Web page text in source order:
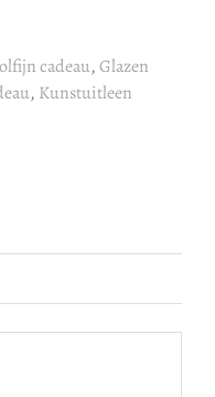
cadeau,Glazen
, Kunstuitleen